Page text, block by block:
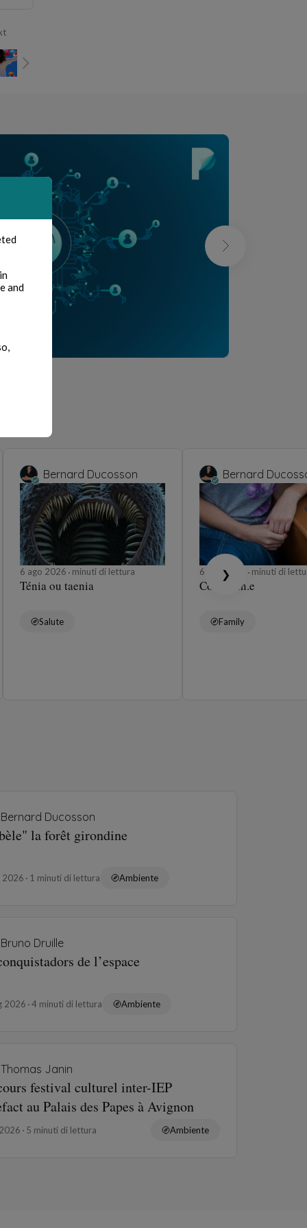
Bernard Ducosson
6 ago 2026 minuti di lettura
Ténia ou taenia
Salute
Bernard
6 ago 2026 minuti di
Concubin.e
Family
❯
Bernard Ducosson
la forêt girondine
2026 1 minuti di lettura Ambiente
Bruno Druille
de l’espace
2026 4 minuti di lettura Ambiente
Thomas Janin
festival culturel inter-IEP
au Palais des Papes à Avignon
5 minuti di lettura Ambiente
and